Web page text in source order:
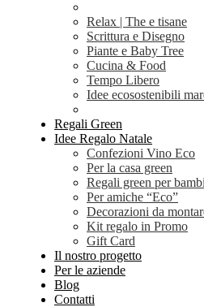
Relax | The e tisane
Scrittura e Disegno
Piante e Baby Tree
Cucina & Food
Tempo Libero
Idee ecosostenibili
Regali Green
Idee Regalo Natale
Confezioni Vino Eco
Per la casa green
Regali green per
Per amiche “Eco”
Decorazioni da
Kit regalo in Promo
Gift Card
Il nostro progetto
Per le aziende
Blog
Contatti